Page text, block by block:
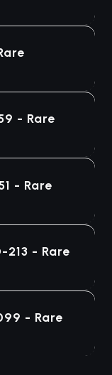
- Rare
- Rare
- Rare
- Rare